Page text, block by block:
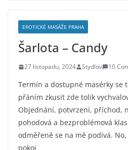
EROTICKÉ MASÁŽE PRAHA
Šarlota – Candy
27 listopadu, 2024 Stydlov 10
Termín a dostupné masérky se
přáním zkusit zde tolik
Objednání, potvrzení, příchod,
pohodová a bezproblémová
odměřeně se na mě podívá.
pokoj